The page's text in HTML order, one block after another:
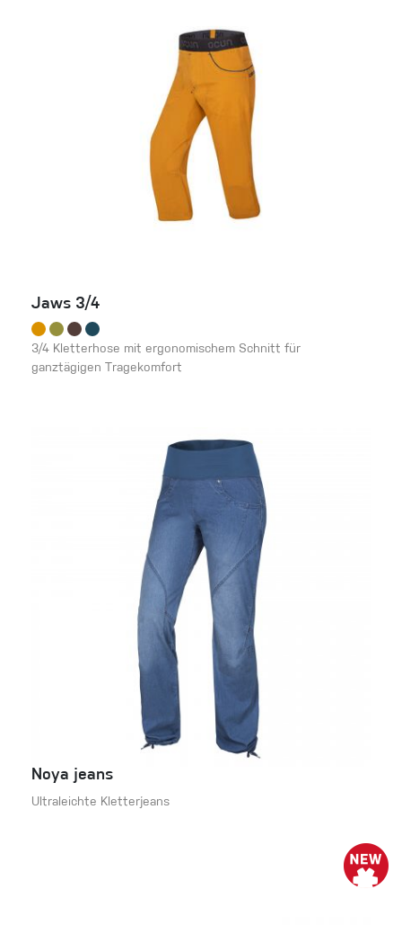
Jaws 3/4
3/4 Kletterhose mit ergonomischem Schnitt für
ganztägigen Tragekomfort
Noya jeans
Ultraleichte Kletterjeans